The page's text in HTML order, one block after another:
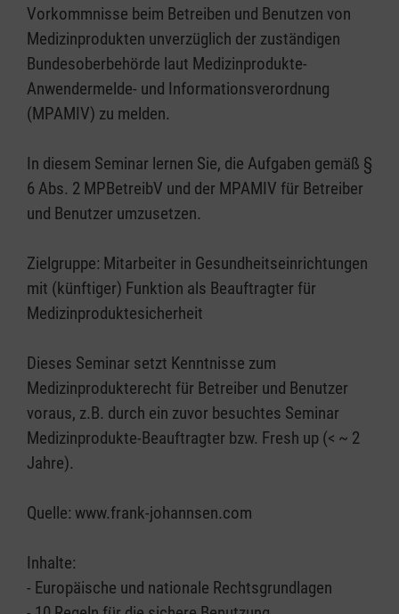
Vorkommnisse beim Betreiben und Benutzen von
Medizinprodukten unverzüglich der zuständigen
Bundesoberbehörde laut Medizinprodukte-
Anwendermelde- und Informationsverordnung
(MPAMIV) zu melden.
In diesem Seminar lernen Sie, die Aufgaben gemäß §
6 Abs. 2 MPBetreibV und der MPAMIV für Betreiber
und Benutzer umzusetzen.
Zielgruppe: Mitarbeiter in Gesundheitseinrichtungen
mit (künftiger) Funktion als Beauftragter für
Medizinproduktesicherheit
Dieses Seminar setzt Kenntnisse zum
Medizinprodukterecht für Betreiber und Benutzer
voraus, z.B. durch ein zuvor besuchtes Seminar
Medizinprodukte-Beauftragter bzw. Fresh up (< ~ 2
Jahre).
Quelle: www.frank-johannsen.com
Inhalte:
- Europäische und nationale Rechtsgrundlagen